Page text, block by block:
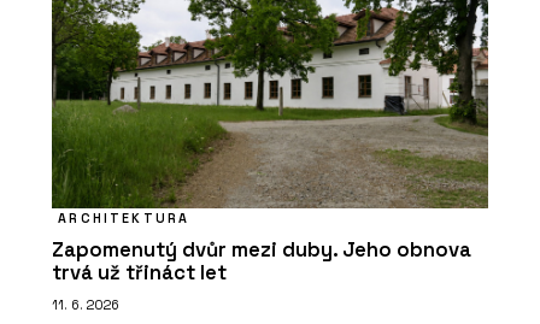
ARCHITEKTURA
Zapomenutý dvůr mezi duby. Jeho obnova
trvá už třináct let
11. 6. 2026